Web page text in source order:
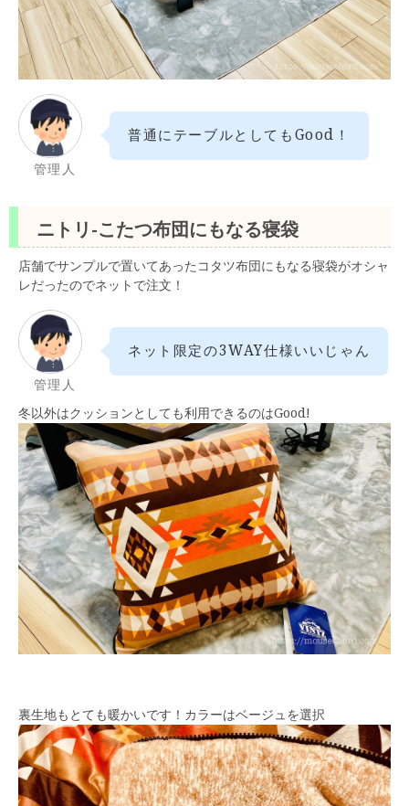
管理人
普通にテーブルとしてもGood！
ニトリ-こたつ布団にもなる寝袋
店舗でサンプルで置いてあったコタツ布団にもなる寝袋がオシャ
レだったのでネットで注文！
管理人
ネット限定の3WAY仕様いいじゃん
冬以外はクッションとしても利用できるのはGood!
裏生地もとても暖かいです！カラーはベージュを選択